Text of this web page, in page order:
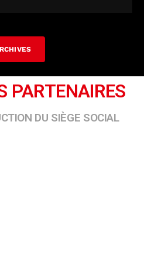
PARTENAIRES
DU SIÈGE SOCIAL